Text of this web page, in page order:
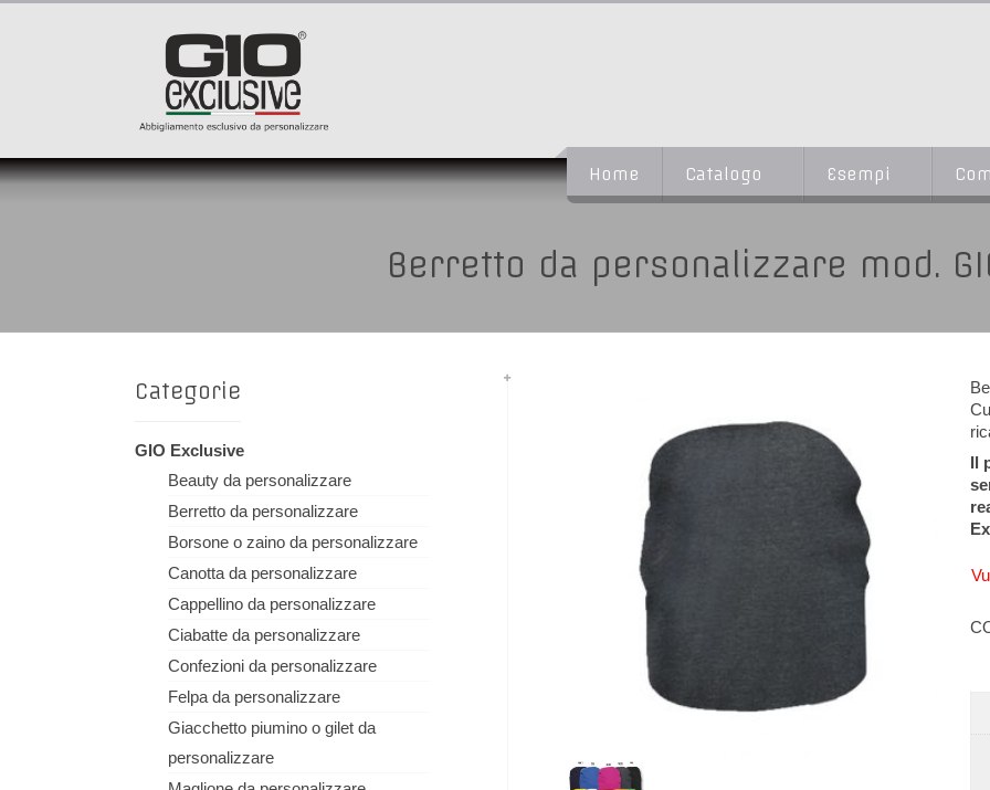
Home Catalogo Esempi
Berretto da personalizzare mod.
Il
Categorie
GIO Exclusive
Beauty da personalizzare
Berretto da personalizzare
Borsone o zaino da personalizzare
Canotta da personalizzare
Cappellino da personalizzare
Ciabatte da personalizzare
Confezioni da personalizzare
Felpa da personalizzare
Giacchetto piumino o gilet da
personalizzare